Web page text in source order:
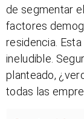
de segmentar
factores
residencia.
ineludible.
planteado,
todas las